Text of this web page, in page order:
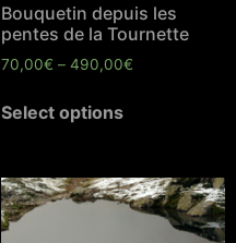
Bouquetin depuis les
pentes de la Tournette
70,00€ – 490,00€
Select options